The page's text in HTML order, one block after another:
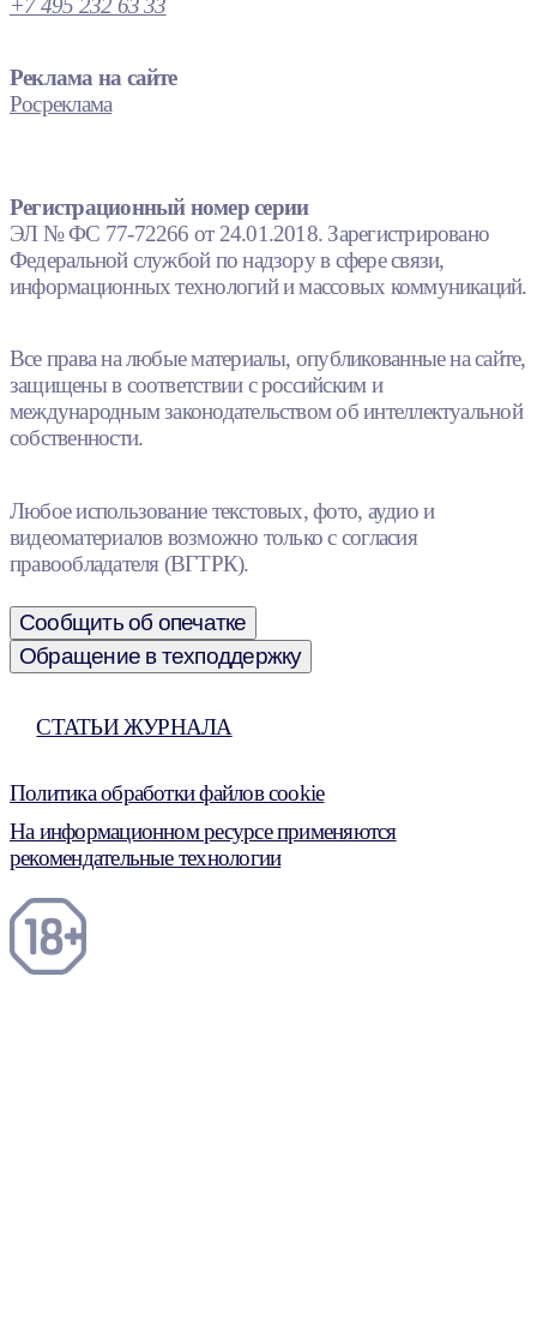
Реклама на сайте
Росреклама
Регистрационный номер серии
ЭЛ № ФС 77-72266 от 24.01.2018. Зарегистрировано
Федеральной службой по надзору в сфере связи,
информационных технологий и массовых коммуникаций.
Все права на любые материалы, опубликованные на сайте,
защищены в соответствии с российским и
международным законодательством об интеллектуальной
собственности.
Любое использование текстовых, фото, аудио и
видеоматериалов возможно только с согласия
правообладателя (ВГТРК).
Сообщить об опечатке
Обращение в техподдержку
СТАТЬИ ЖУРНАЛА
Политика обработки файлов cookie
На информационном ресурсе применяются
рекомендательные технологии